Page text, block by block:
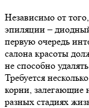
Независимо от
эпиляции –
первую очередь
салона красоты
не способно
Требуется
корни, залегающие
разных стадиях